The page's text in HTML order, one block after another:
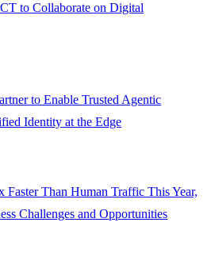
to Collaborate on Digital
to Enable Trusted Agentic
Identity at the Edge
Than Human Traffic This Year,
Challenges and Opportunities